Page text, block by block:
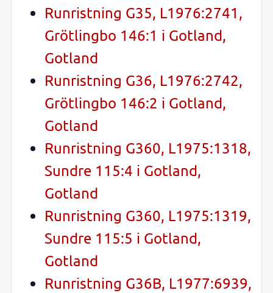
Runristning G35, L1976:2741,
Grötlingbo 146:1 i Gotland,
Gotland
Runristning G36, L1976:2742,
Grötlingbo 146:2 i Gotland,
Gotland
Runristning G360, L1975:1318,
Sundre 115:4 i Gotland,
Gotland
Runristning G360, L1975:1319,
Sundre 115:5 i Gotland,
Gotland
Runristning G36B, L1977:6939,